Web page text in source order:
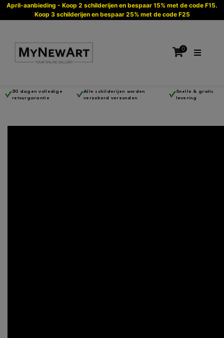
April-aanbieding - Koop 2 schilderijen en bespaar 15% met de code F15.
Koop 3 schilderijen en bespaar 25% met de code F25
0
30 dagen volledige
retourgarantie
Alle schilderijen worden
verzekerd verzonden
Snelle & gratis
levering